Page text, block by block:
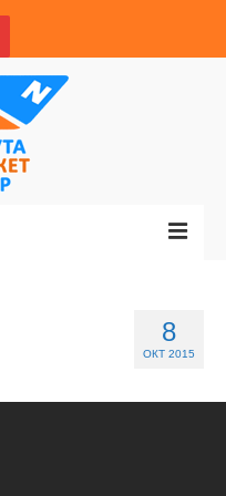
8
ОКТ 2015